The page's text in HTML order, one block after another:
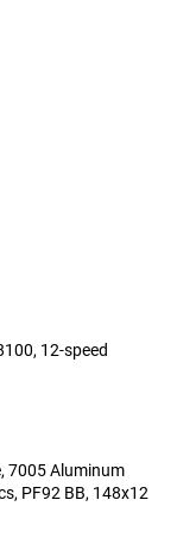
12-speed
7005 Aluminum
PF92 BB, 148x12